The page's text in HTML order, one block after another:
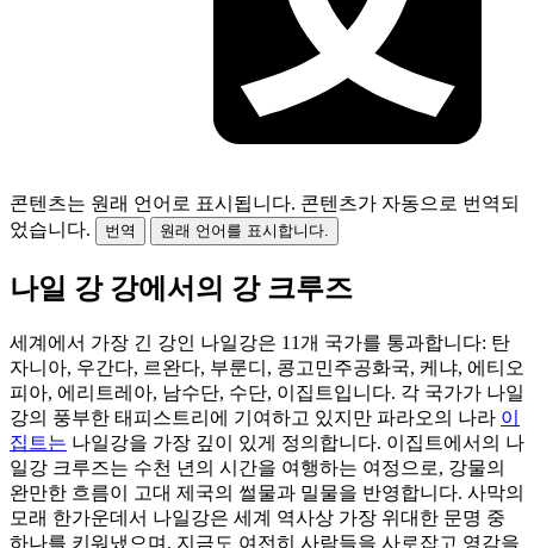
콘텐츠는 원래 언어로 표시됩니다. 콘텐츠가 자동으로 번역되
었습니다.
번역 원래 언어를 표시합니다.
나일 강 강에서의 강 크루즈
세계에서 가장 긴 강인 나일강은 11개 국가를 통과합니다: 탄
자니아, 우간다, 르완다, 부룬디, 콩고민주공화국, 케냐, 에티오
피아, 에리트레아, 남수단, 수단, 이집트입니다. 각 국가가 나일
강의 풍부한 태피스트리에 기여하고 있지만 파라오의 나라 이
집트는 나일강을 가장 깊이 있게 정의합니다. 이집트에서의 나
일강 크루즈는 수천 년의 시간을 여행하는 여정으로, 강물의
완만한 흐름이 고대 제국의 썰물과 밀물을 반영합니다. 사막의
모래 한가운데서 나일강은 세계 역사상 가장 위대한 문명 중
하나를 키워냈으며, 지금도 여전히 사람들을 사로잡고 영감을